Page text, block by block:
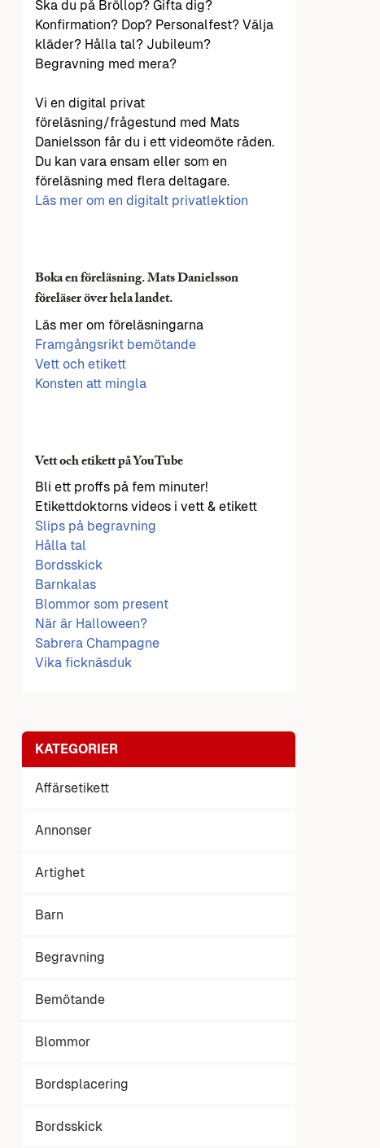
Ska du på Bröllop? Gifta dig?
Konfirmation? Dop? Personalfest? Välja
kläder? Hålla tal? Jubileum?
Begravning med mera?
Vi en digital privat
föreläsning/frågestund med Mats
Danielsson får du i ett videomöte råden.
Du kan vara ensam eller som en
föreläsning med flera deltagare.
Läs mer om en digitalt privatlektion
Boka en föreläsning. Mats Danielsson
föreläser över hela landet.
Läs mer om föreläsningarna
Framgångsrikt bemötande
Vett och etikett
Konsten att mingla
Vett och etikett på YouTube
Bli ett proffs på fem minuter!
Etikettdoktorns videos i vett & etikett
Slips på begravning
Hålla tal
Bordsskick
Barnkalas
Blommor som present
När är Halloween?
Sabrera Champagne
Vika ficknäsduk
KATEGORIER
Affärsetikett
Annonser
Artighet
Barn
Begravning
Bemötande
Blommor
Bordsplacering
Bordsskick